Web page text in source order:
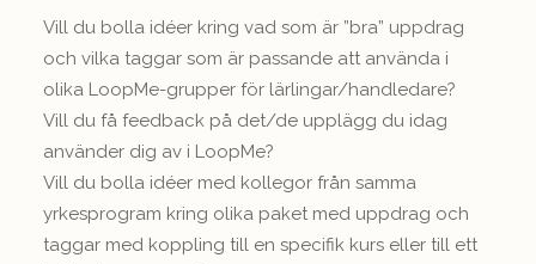
Vill du bolla idéer kring vad som är ”bra” uppdrag
och vilka taggar som är passande att använda i
olika LoopMe-grupper för lärlingar/handledare?
Vill du få feedback på det/de upplägg du idag
använder dig av i LoopMe?
Vill du bolla idéer med kollegor från samma
yrkesprogram kring olika paket med uppdrag och
taggar med koppling till en specifik kurs eller till ett